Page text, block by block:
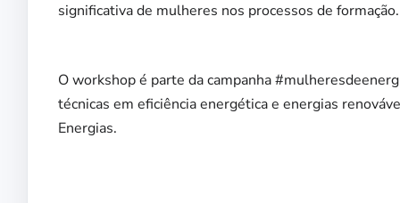
significativa de mulheres nos processos de formação.
O workshop é parte da campanha
técnicas em eficiência energética e energias
Energias.